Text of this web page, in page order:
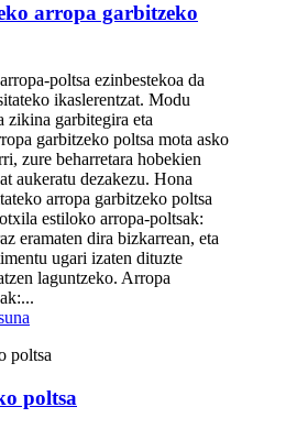
arropa garbitzeko
poltsa ezinbestekoa da
ikaslerentzat. Modu
zikina garbitegira eta
garbitzeko poltsa mota asko
zure beharretara hobekien
aukeratu dezakezu. Hona
arropa garbitzeko poltsa
estiloko arropa-poltsak:
eramaten dira bizkarrean, eta
ugari izaten dituzte
laguntzeko. Arropa
poltsa